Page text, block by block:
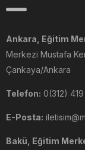
Ankara, Eğitim
Merkezi Mustafa
Çankaya/Ankara
Telefon: 0(312)
E-Posta:
Bakü, Eğitim